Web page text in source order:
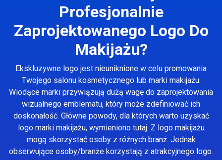
Profesjonalnie
Zaprojektowanego Logo Do
Makijażu?
Ekskluzywne logo jest nieuniknione w celu promowania
Twojego salonu kosmetycznego lub marki makijażu.
Wiodące marki przywiązują dużą wagę do zaprojektowania
wizualnego emblematu, który może zdefiniować ich
doskonałość. Główne powody, dla których warto uzyskać
logo marki makijażu, wymieniono tutaj. Z logo makijażu
mogą skorzystać osoby z różnych branż. Jednak
obserwujące osoby/branże korzystają z atrakcyjnego logo.